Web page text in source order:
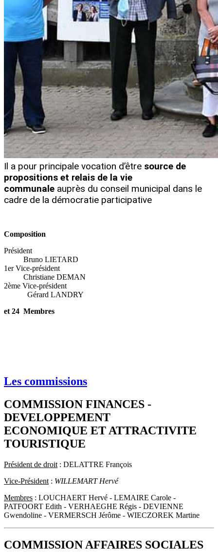
Il a pour principale vocation d’être source de
propositions et relais de la vie
communale auprès du conseil municipal dans le
cadre de la démocratie participative
Composition
Président
Bruno LIETARD
1er Vice-président
Christiane DEMAN
2ème Vice-président
Gérard LANDRY
et 24 Membres
Les commissions
COMMISSION FINANCES -
DEVELOPPEMENT
ECONOMIQUE ET ATTRACTIVITE
TOURISTIQUE
Président de droit : DELATTRE François
Vice-Président : WILLEMART Hervé
Membres : LOUCHAERT Hervé - LEMAIRE Carole -
PATFOORT Edith - VERHAEGHE Régis - DEVIENNE
Gwendoline - VERMERSCH Jérôme - WIECZOREK Martine
COMMISSION AFFAIRES SOCIALES